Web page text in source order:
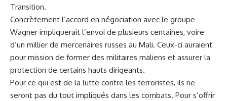
Transition.
Concrètement l’accord en négociation avec le groupe
Wagner impliquerait l’envoi de plusieurs centaines, voire
d’un millier de mercenaires russes au Mali. Ceux-ci auraient
pour mission de former des militaires maliens et assurer la
protection de certains hauts dirigeants.
Pour ce qui est de la lutte contre les terroristes, ils ne
seront pas du tout impliqués dans les combats. Pour s’offrir